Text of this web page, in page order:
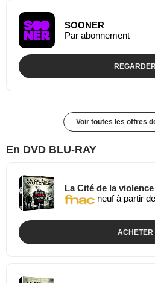
SOONER
Par abonnement
REGARDER
Voir toutes les offres
En DVD BLU-RAY
La Cité de la
neuf à partir
ACHETER